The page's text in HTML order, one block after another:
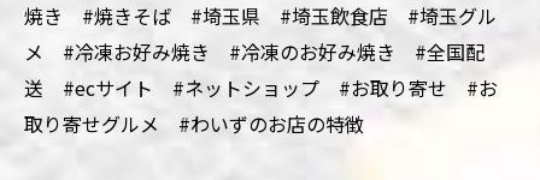
焼き #焼きそば #埼玉県 #埼玉飲食店 #埼玉グル
メ #冷凍お好み焼き #冷凍のお好み焼き #全国配
送 #ecサイト #ネットショップ #お取り寄せ #お
取り寄せグルメ #わいずのお店の特徴